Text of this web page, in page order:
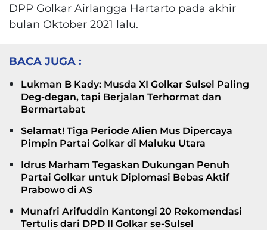
DPP Golkar Airlangga Hartarto pada akhir
bulan Oktober 2021 lalu.
BACA JUGA :
Lukman B Kady: Musda XI Golkar Sulsel Paling
Deg-degan, tapi Berjalan Terhormat dan
Bermartabat
Selamat! Tiga Periode Alien Mus Dipercaya
Pimpin Partai Golkar di Maluku Utara
Idrus Marham Tegaskan Dukungan Penuh
Partai Golkar untuk Diplomasi Bebas Aktif
Prabowo di AS
Munafri Arifuddin Kantongi 20 Rekomendasi
Tertulis dari DPD II Golkar se-Sulsel